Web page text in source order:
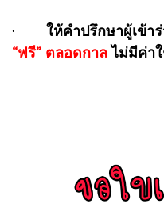
· ให้คำปรึกษาผู้เข้าร่
“ฟรี” ตลอดกาลไม่มีค่า